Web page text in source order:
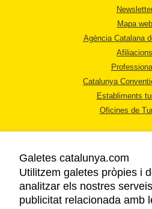
Mapa web
Agència Catalana
Afiliacions
Catalunya
Establiments
Oficines de
AVÍS LEGAL
Galetes catalunya.com
Utilitzem galetes pròpies i
analitzar els nostres
publicitat relacionada amb